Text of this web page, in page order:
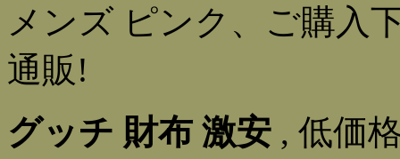
メンズ ピンク、ご購入
通販!
グッチ 財布 激安 , 低価